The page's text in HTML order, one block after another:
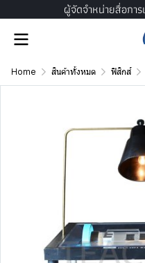
ผู้จัดจำหน่ายสื่อกา
Home สินค้าทั้งหมด ฟิสิกส์